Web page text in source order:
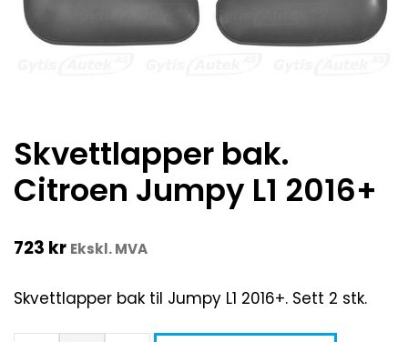
Skvettlapper bak.
Citroen Jumpy L1 2016+
723 kr Ekskl. MVA
Skvettlapper bak til Jumpy L1 2016+. Sett 2 stk.